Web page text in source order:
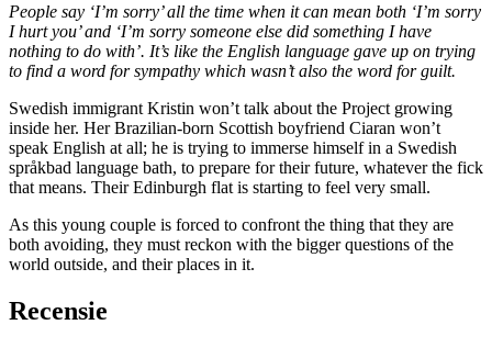
People say ‘I’m sorry’ all the time when it can mean both ‘I’m sorry
I hurt you’ and ‘I’m sorry someone else did something I have
nothing to do with’. It’s like the English language gave up on trying
to find a word for sympathy which wasn’t also the word for guilt.
Swedish immigrant Kristin won’t talk about the Project growing
inside her. Her Brazilian-born Scottish boyfriend Ciaran won’t
speak English at all; he is trying to immerse himself in a Swedish
språkbad language bath, to prepare for their future, whatever the fick
that means. Their Edinburgh flat is starting to feel very small.
As this young couple is forced to confront the thing that they are
both avoiding, they must reckon with the bigger questions of the
world outside, and their places in it.
Recensie